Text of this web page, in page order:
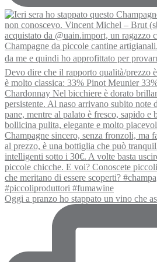
Oggi a pranzo ho stappato un vino che